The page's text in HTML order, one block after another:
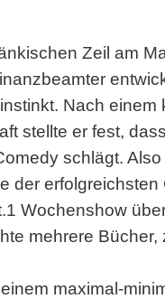
Zeil am
Nach einem
stellte er fest,
schlägt.
der erfolgreichsten
Wochenshow
mehrere Bücher,
maximal-